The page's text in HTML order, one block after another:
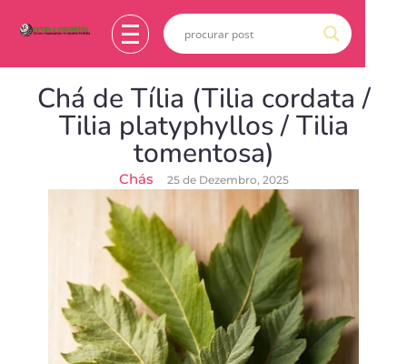
Chá de Tília (Tilia cordata /
Tilia platyphyllos / Tilia
tomentosa)
Chás 25 de Dezembro, 2025